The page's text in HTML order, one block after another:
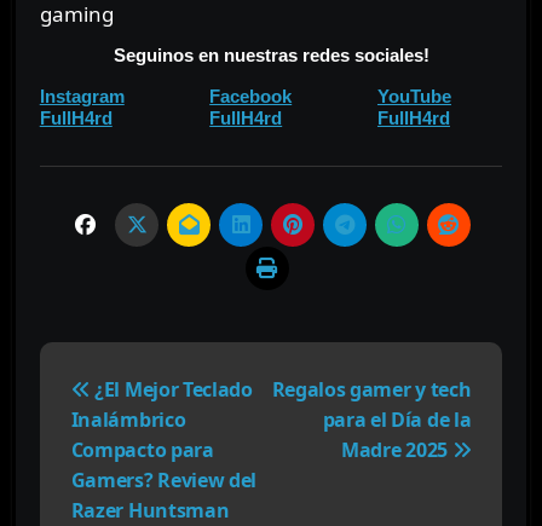
gaming
Seguinos en nuestras redes sociales!
Instagram
FullH4rd
Facebook
FullH4rd
YouTube
FullH4rd
N
¿El Mejor Teclado
Inalámbrico
Compacto para
Gamers? Review del
Razer Huntsman
Regalos gamer y tech
para el Día de la
Madre 2025